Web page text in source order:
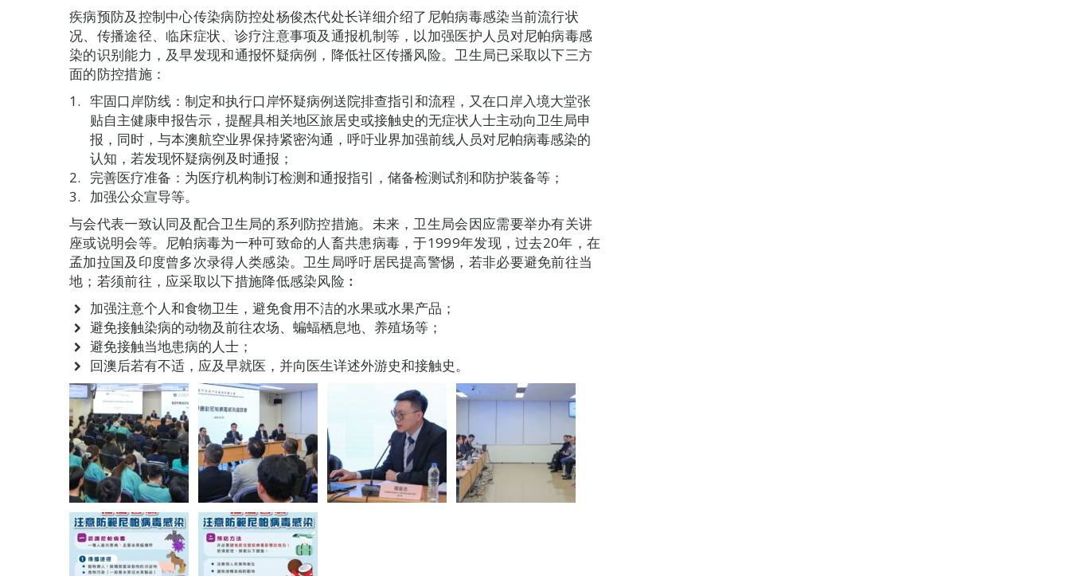
疾病预防及控制中心传染病防控处杨俊杰代处长详细介绍了尼帕病毒感染当前流行状
况、传播途径、临床症状、诊疗注意事项及通报机制等，以加强医护人员对尼帕病毒感
染的识别能力，及早发现和通报怀疑病例，降低社区传播风险。卫生局已采取以下三方
面的防控措施：
牢固口岸防线：制定和执行口岸怀疑病例送院排查指引和流程，又在口岸入境大堂张
贴自主健康申报告示，提醒具相关地区旅居史或接触史的无症状人士主动向卫生局申
报，同时，与本澳航空业界保持紧密沟通，呼吁业界加强前线人员对尼帕病毒感染的
认知，若发现怀疑病例及时通报；
完善医疗准备：为医疗机构制订检测和通报指引，储备检测试剂和防护装备等；
加强公众宣导等。
与会代表一致认同及配合卫生局的系列防控措施。未来，卫生局会因应需要举办有关讲
座或说明会等。尼帕病毒为一种可致命的人畜共患病毒，于1999年发现，过去20年，在
孟加拉国及印度曾多次录得人类感染。卫生局呼吁居民提高警惕，若非必要避免前往当
地；若须前往，应采取以下措施降低感染风险︰
加强注意个人和食物卫生，避免食用不洁的水果或水果产品；
避免接触染病的动物及前往农场、蝙蝠栖息地、养殖场等；
避免接触当地患病的人士；
回澳后若有不适，应及早就医，并向医生详述外游史和接触史。